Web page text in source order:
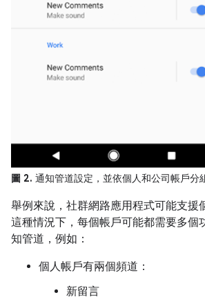
圖 2. 通知管道設定，並依個人和公司帳戶分
舉例來說，社群網路應用程式可能支援
這種情況下，每個帳戶可能都需要多個
知管道，例如：
個人帳戶有兩個頻道：
新留言